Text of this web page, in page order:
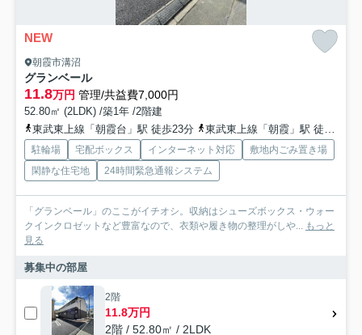
NEW
朝霞市溝沼
グランベール
11.8万円 管理/共益費7,000円
52.80㎡ (2LDK) /築1年 /2階建
東武東上線「朝霞台」駅 徒歩23分
東武東上線「朝霞」駅 徒歩24分
駐輪場 宅配ボックス インターネット対応
敷地内ごみ置き場
閑静な住宅地
24時間緊急通報システム
「グランベール」のここがイチオシ。収納はシューズボックス・ウォー
クインクロゼットなど豊富なので、衣類や履き物の整理がしや...
もっと
見る
募集中の部屋
2階
11.8万円
2階 / 52.80㎡ / 2LDK